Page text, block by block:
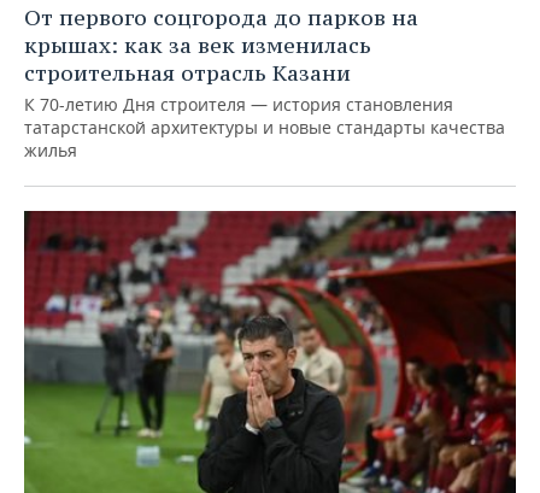
От первого соцгорода до парков на
крышах: как за век изменилась
строительная отрасль Казани
К 70-летию Дня строителя — история становления
татарстанской архитектуры и новые стандарты качества
жилья